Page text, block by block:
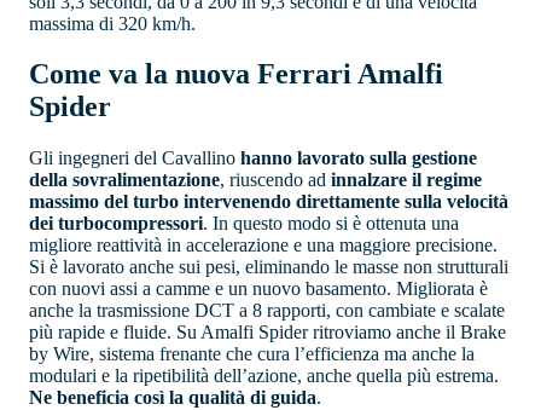
massima di 320 km/h.
Come va la nuova Ferrari Amalfi
Spider
Gli ingegneri del Cavallino hanno lavorato sulla gestione
della sovralimentazione, riuscendo ad innalzare il regime
massimo del turbo intervenendo direttamente sulla velocità
dei turbocompressori. In questo modo si è ottenuta una
migliore reattività in accelerazione e una maggiore precisione.
Si è lavorato anche sui pesi, eliminando le masse non strutturali
con nuovi assi a camme e un nuovo basamento. Migliorata è
anche la trasmissione DCT a 8 rapporti, con cambiate e scalate
più rapide e fluide. Su Amalfi Spider ritroviamo anche il Brake
by Wire, sistema frenante che cura l’efficienza ma anche la
modulari e la ripetibilità dell’azione, anche quella più estrema.
Ne beneficia così la qualità di guida.